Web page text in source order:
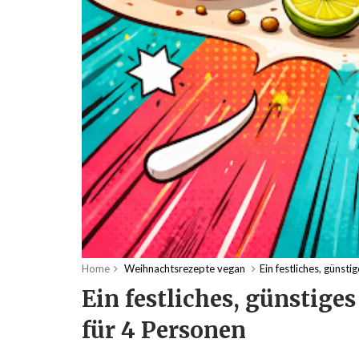
Home Weihnachtsrezepte vegan Ein festliches,
Ein festliches,
für 4 Personen